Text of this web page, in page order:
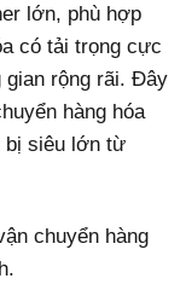
lớn, phù hợp
có tải trọng cực
gian rộng rãi. Đây
hàng hóa
bị siêu lớn từ
chuyển hàng